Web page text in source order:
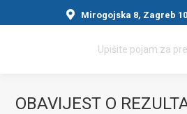
Mirogojska 8, Zagreb
Search:
OBAVIJEST O